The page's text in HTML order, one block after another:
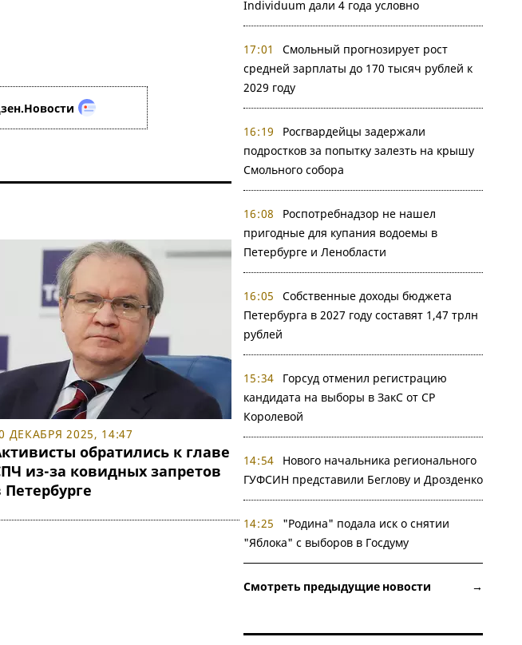
ДЕКАБРЯ 2025, 14:47
обратились к главе
из-за ковидных запретов
Петербурге
Individuum дали 4 года условно
17:01
Смольный прогнозирует рост
средней зарплаты до 170 тысяч рублей к
2029 году
16:19
Росгвардейцы задержали
подростков за попытку залезть на крышу
Смольного собора
16:08
Роспотребнадзор не нашел
пригодные для купания водоемы в
Петербурге и Ленобласти
16:05
Собственные доходы бюджета
Петербурга в 2027 году составят 1,47 трлн
рублей
15:34
Горсуд отменил регистрацию
кандидата на выборы в ЗакС от СР
Королевой
14:54
Нового начальника регионального
ГУФСИН представили Беглову и Дрозденко
14:25
"Родина" подала иск о снятии
"Яблока" с выборов в Госдуму
Смотреть предыдущие новости →